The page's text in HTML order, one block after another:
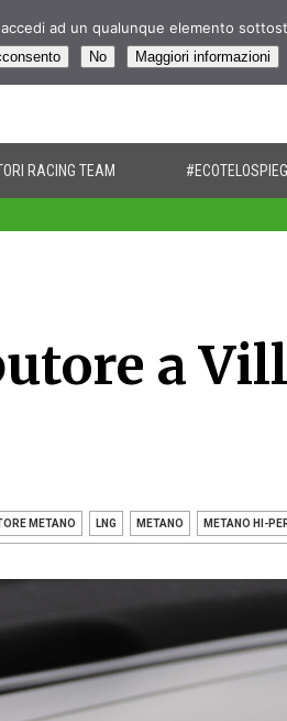
RACING TEAM
a
METANO LNG METANO METANO HI-
ad un qualunque elemento
No Maggiori informazioni